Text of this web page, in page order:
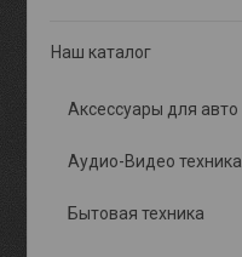
Наш каталог
Аксессуары для авто
Аудио-Видео техника
Бытовая техника